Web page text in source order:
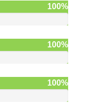
100%
100%
100%